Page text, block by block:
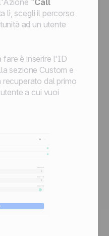
"Call
lì, scegli il percorso
ad un utente
fare è inserire l'ID
sezione Custom e
dal primo
a cui vuoi